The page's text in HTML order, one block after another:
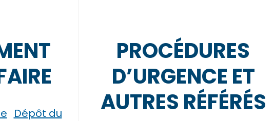
Dépôt du
PROCÉDURES
D’URGENCE ET
AUTRES RÉFÉRÉS